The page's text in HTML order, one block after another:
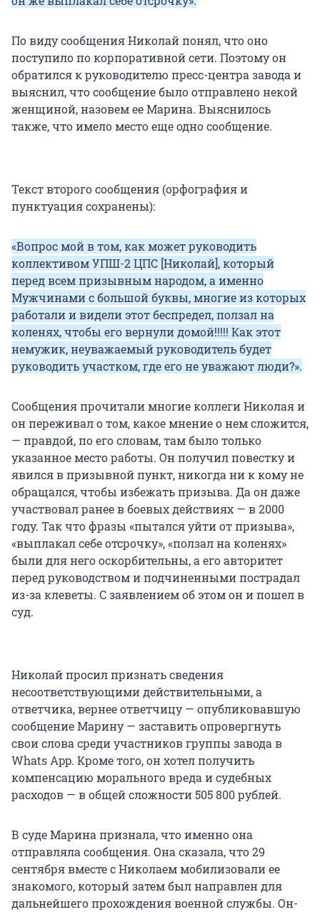
По виду сообщения Николай понял, что оно
поступило по корпоративной сети. Поэтому он
обратился к руководителю пресс-центра завода и
выяснил, что сообщение было отправлено некой
женщиной, назовем ее Марина. Выяснилось
также, что имело место еще одно сообщение.
Текст второго сообщения (орфография и
пунктуация сохранены):
«Вопрос мой в том, как может руководить
коллективом УПШ-2 ЦПС [Николай], который
перед всем призывным народом, а именно
Мужчинами с большой буквы, многие из которых
работали и видели этот беспредел, ползал на
коленях, чтобы его вернули домой!!!!! Как этот
немужик, неуважаемый руководитель будет
руководить участком, где его не уважают люди?».
Сообщения прочитали многие коллеги Николая и
он переживал о том, какое мнение о нем сложится,
— правдой, по его словам, там было только
указанное место работы. Он получил повестку и
явился в призывной пункт, никогда ни к кому не
обращался, чтобы избежать призыва. Да он даже
участвовал ранее в боевых действиях — в 2000
году. Так что фразы «пытался уйти от призыва»,
«выплакал себе отсрочку», «ползал на коленях»
были для него оскорбительны, а его авторитет
перед руководством и подчиненными пострадал
из-за клеветы. С заявлением об этом он и пошел в
суд.
Николай просил признать сведения
несоответствующими действительными, а
ответчика, вернее ответчицу — опубликовавшую
сообщение Марину — заставить опровергнуть
свои слова среди участников группы завода в
Whats App. Кроме того, он хотел получить
компенсацию морального вреда и судебных
расходов — в общей сложности 505 800 рублей.
В суде Марина признала, что именно она
отправляла сообщения. Она сказала, что 29
сентября вместе с Николаем мобилизовали ее
знакомого, который затем был направлен для
дальнейшего прохождения военной службы. Он-